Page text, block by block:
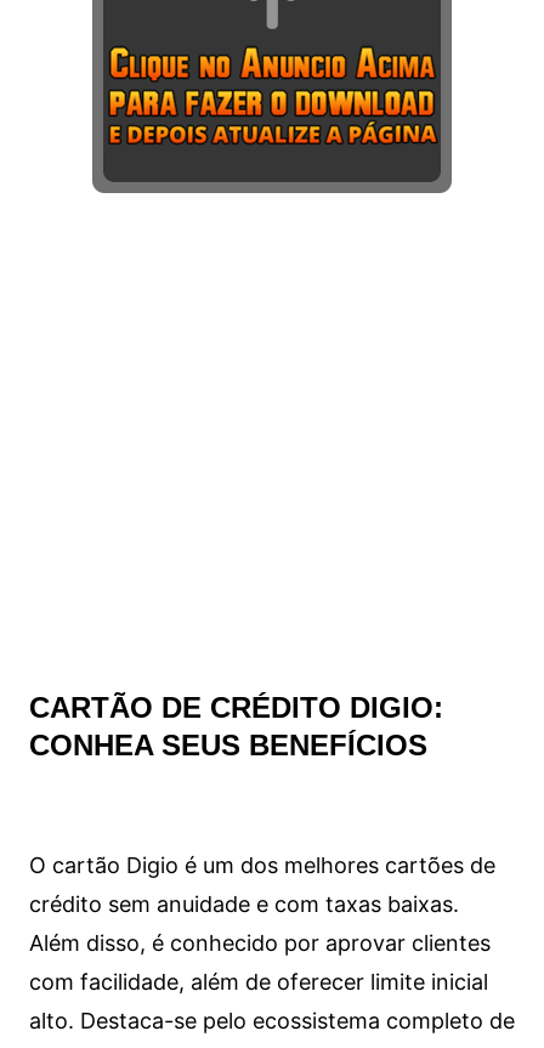
CARTÃO DE CRÉDITO DIGIO:
CONHEA SEUS BENEFÍCIOS
O cartão Digio é um dos melhores cartões de
crédito sem anuidade e com taxas baixas.
Além disso, é conhecido por aprovar clientes
com facilidade, além de oferecer limite inicial
alto. Destaca-se pelo ecossistema completo de